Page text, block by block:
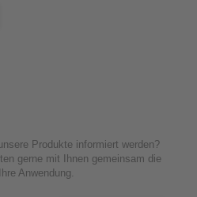
Produkte informiert werden?
gerne mit Ihnen gemeinsam die
Anwendung.